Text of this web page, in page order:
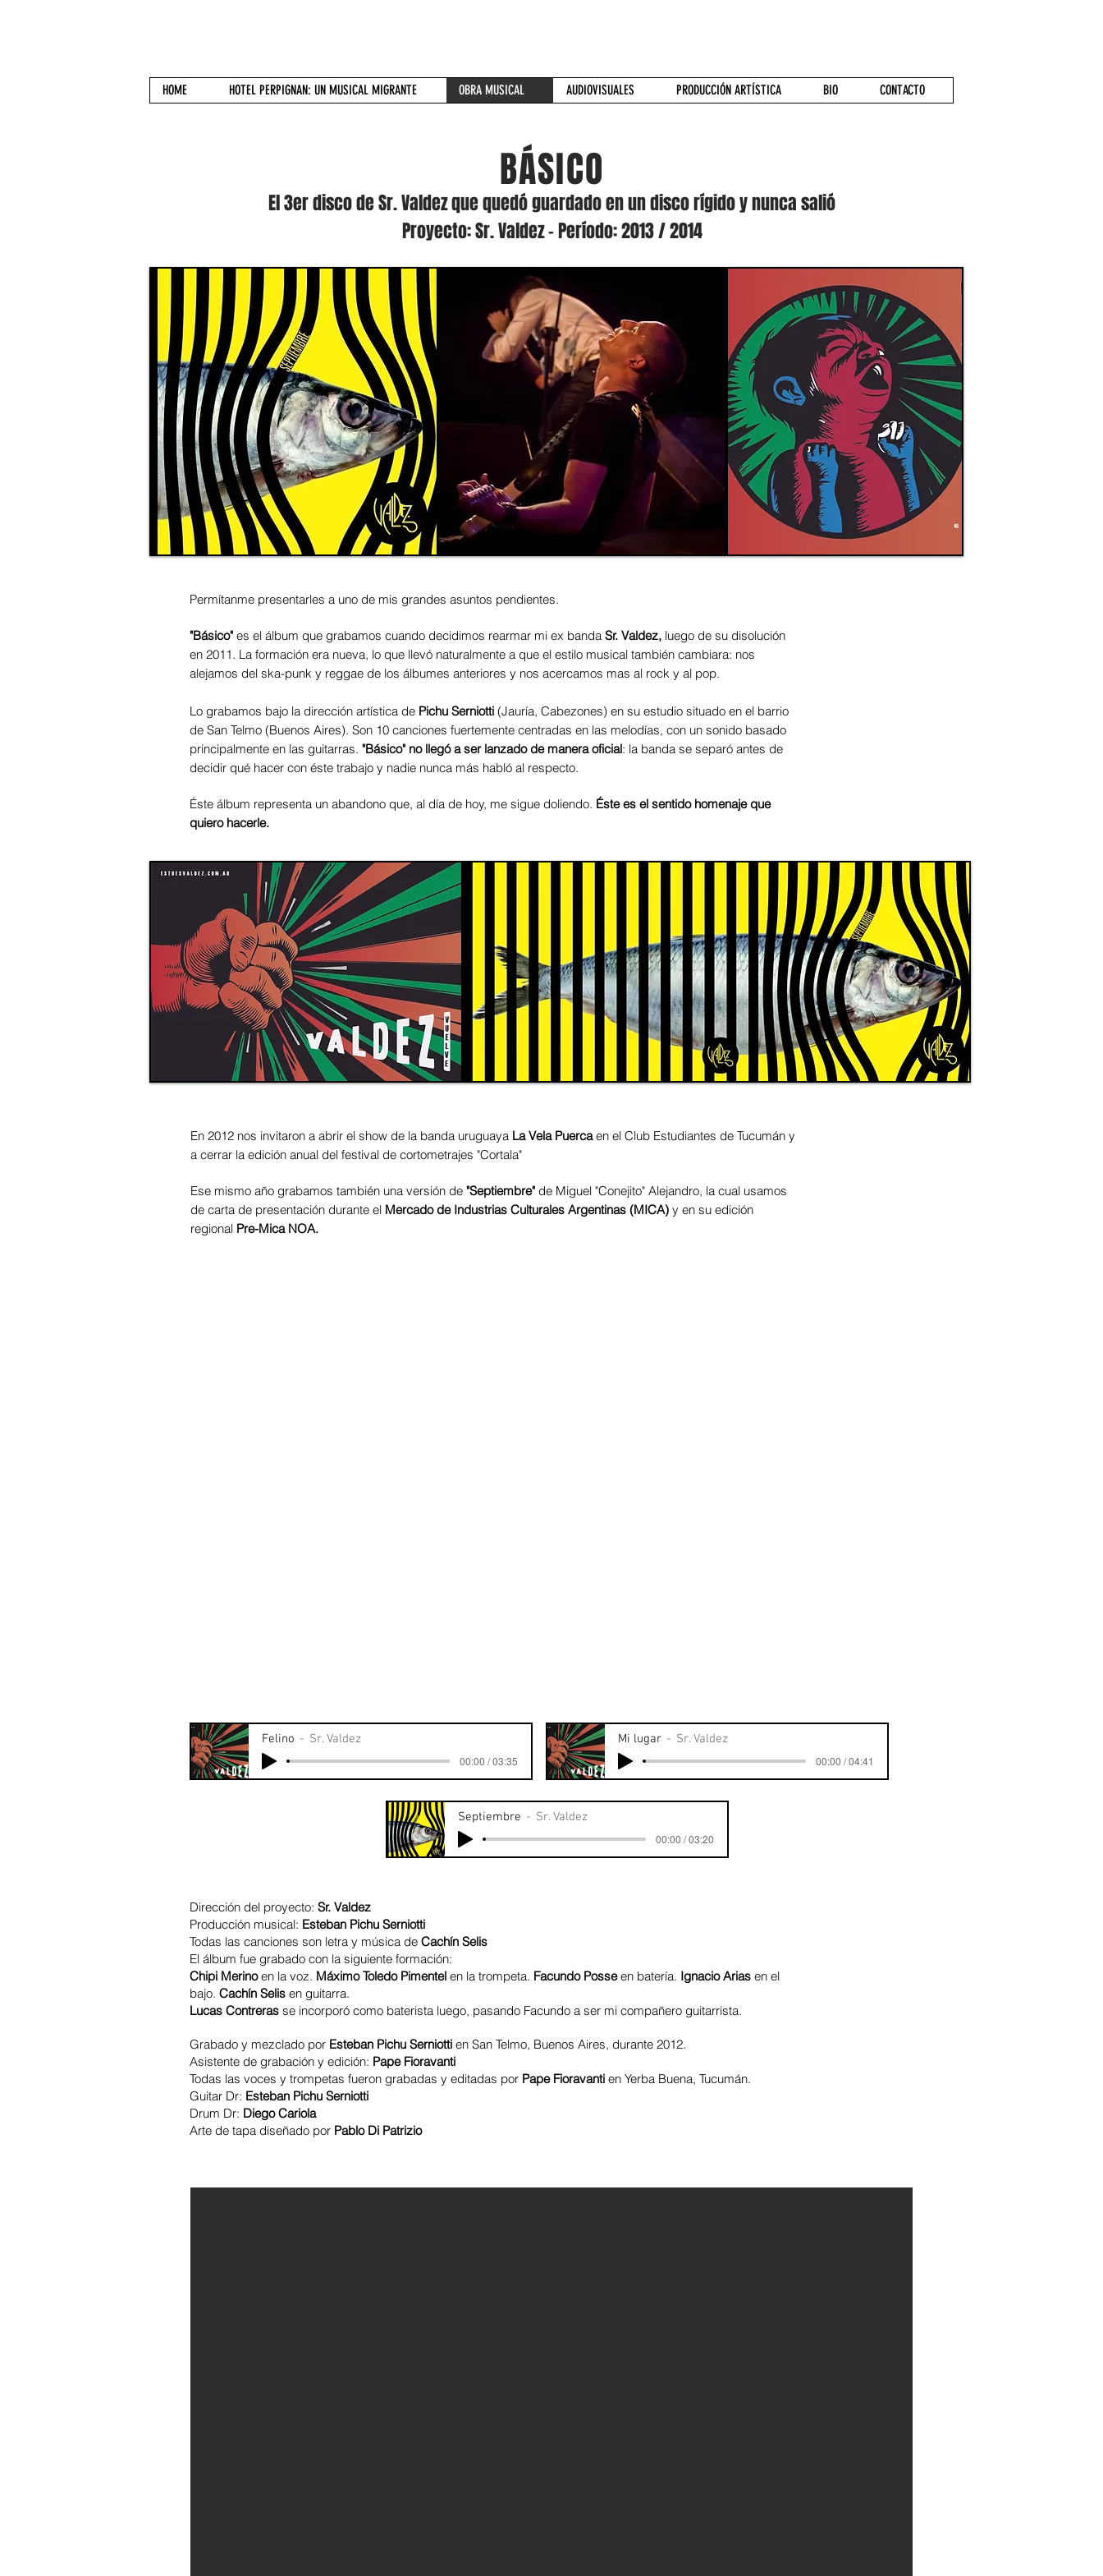
HOME HOTEL PERPIGNAN: UN MUSICAL MIGRANTE OBRA MUSICAL AUDIOVISUALES PRODUCCIÓN ARTÍSTICA BIO CONTACTO
BÁSICO
El 3er disco de Sr. Valdez que quedó guardado en un disco rígido y nunca salió
Proyecto: Sr. Valdez - Período: 2013 / 2014
Permítanme presentarles a uno de mis grandes asuntos pendientes.
"Básico" es el álbum que grabamos cuando decidimos rearmar mi ex banda Sr. Valdez, luego de su disolución
en 2011. La formación era nueva, lo que llevó naturalmente a que el estilo musical también cambiara: nos
alejamos del ska-punk y reggae de los álbumes anteriores y nos acercamos mas al rock y al pop.
Lo grabamos bajo la dirección artística de Pichu Serniotti (Jauría, Cabezones) en su estudio situado en el barrio
de San Telmo (Buenos Aires). Son 10 canciones fuertemente centradas en las melodías, con un sonido basado
principalmente en las guitarras. "Básico" no llegó a ser lanzado de manera oficial: la banda se separó antes de
decidir qué hacer con éste trabajo y nadie nunca más habló al respecto.
Éste álbum representa un abandono que, al día de hoy, me sigue doliendo. Éste es el sentido homenaje que
quiero hacerle.
En 2012 nos invitaron a abrir el show de la banda uruguaya La Vela Puercaen el Club Estudiantes de Tucumán y
a cerrar la edición anual del festival de cortometrajes "Cortala"
Ese mismo año grabamos también una versión de "Septiembre" de Miguel "Conejito" Alejandro, la cual usamos
de carta de presentación durante el Mercado de Industrias Culturales Argentinas (MICA) y en su edición
regional Pre-Mica NOA.
Felino Sr. Valdez
00:00 / 03:35
Mi lugar Sr. Valdez
00:00 / 04:41
Septiembre Sr. Valdez
00:00 / 03:20
Dirección del proyecto: Sr. Valdez
Producción musical: Esteban Pichu Serniotti
Todas las canciones son letra y música de Cachín Selis
El álbum fue grabado con la siguiente formación:
Chipi Merinoen la voz. Máximo Toledo Pimentel en la trompeta. Facundo Posseen batería. Ignacio Arias en el
bajo. Cachín Selis en guitarra.
Lucas Contreras se incorporó como baterista luego, pasando Facundo a ser mi compañero guitarrista.
Grabado y mezclado por Esteban Pichu Serniotti en San Telmo, Buenos Aires, durante 2012.
Asistente de grabación y edición: Pape Fioravanti
Todas las voces y trompetas fueron grabadas y editadas por Pape Fioravanti en Yerba Buena, Tucumán.
Guitar Dr: Esteban Pichu Serniotti
Drum Dr: Diego Cariola
Arte de tapa diseñado por Pablo Di Patrizio